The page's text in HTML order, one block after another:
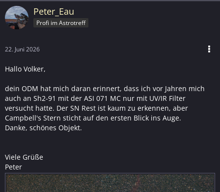
Peter_Eau
Profi im Astrotreff
22. Juni 2026
Hallo Volker,
dein ODM hat mich daran erinnert, dass ich vor Jahren mich
auch an Sh2-91 mit der ASI 071 MC nur mit UV/IR Filter
versucht hatte. Der SN Rest ist kaum zu erkennen, aber
Campbell's Stern sticht auf den ersten Blick ins Auge.
Danke, schönes Objekt.
Viele Grüße
Peter